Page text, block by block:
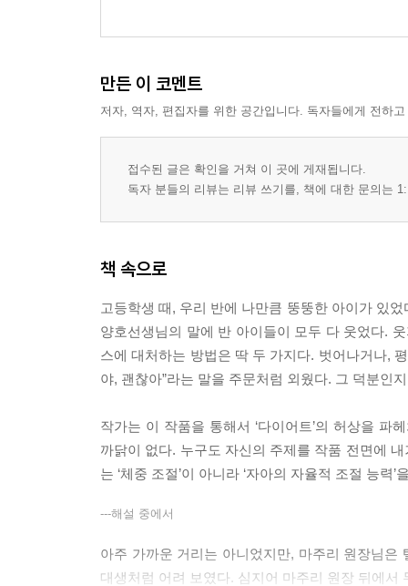
만든 이 코멘트
저자, 역자, 편집자를 위한 공간입니다. 독자들에게 전하
접수된 글은 확인을 거쳐 이 곳에 게재됩니다.
독자 분들의 리뷰는 리뷰 쓰기를, 책에 대한 문의는
책 속으로
고등학생 때, 우리 반에 나만큼 뚱뚱한 아이가 있
양호선생님의 말에 반 아이들이 모두 다 웃었다.
스에 대처하는 방법은 딱 두 가지다. 벗어나거나,
야, 괜찮아”라는 말을 주문처럼 외웠다. 그 덕분인
작가는 이 작품을 통해서 ‘다이어트’의 허상을 파
까닭이 없다. 누구도 자신의 주제를 작품 전면에
는 ‘체중 조절’이 아니라 ‘자아의 자율적 조절 능력
---해설 중에서
아주 가까운 거리는 아니었지만, 마주리 원장님
대생처럼 어려 보였다. 심지어 마주리 원장 뒤에서